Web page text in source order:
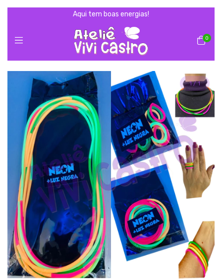
Aqui tem boas energias!
0
1/1